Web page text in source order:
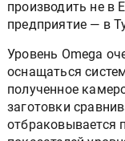
производить не в
предприятие — в
Уровень Omega
оснащаться
полученное
заготовки
отбраковывается